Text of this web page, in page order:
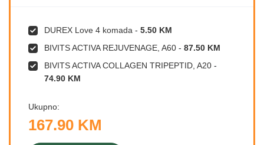
DUREX Love 4 komada - 5.50 KM
BIVITS ACTIVA REJUVENAGE, A60 - 87.50 KM
BIVITS ACTIVA COLLAGEN TRIPEPTID, A20 -
74.90 KM
Ukupno:
167.90 KM